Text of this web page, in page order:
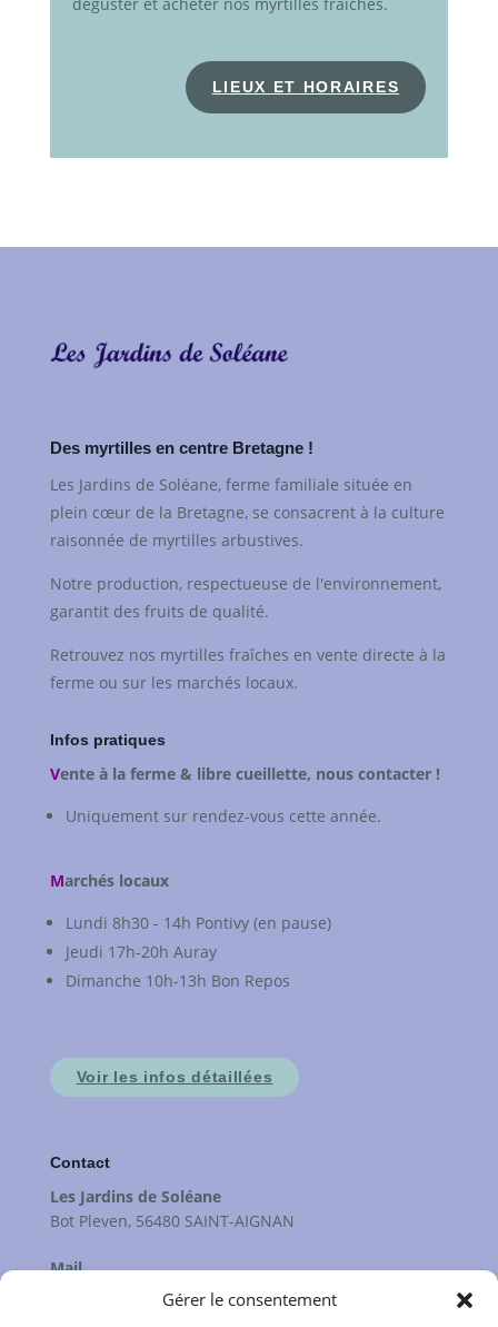
Gérer le consentement
LIEUX ET HORAIRES
Des myrtilles en centre Bretagne !
Les Jardins de Soléane, ferme familiale située en
plein cœur de la Bretagne, se consacrent à la culture
raisonnée de myrtilles arbustives.
Notre production, respectueuse de l'environnement,
garantit des fruits de qualité.
Retrouvez nos myrtilles fraîches en vente directe à la
ferme ou sur les marchés locaux.
Infos pratiques
Vente à la ferme & libre cueillette, nous contacter !
Uniquement sur rendez-vous cette année.
Marchés locaux
Lundi 8h30 - 14h Pontivy (en pause)
Jeudi 17h-20h Auray
Dimanche 10h-13h Bon Repos
Voir les infos détaillées
Contact
Les Jardins de Soléane
Bot Pleven, 56480 SAINT-AIGNAN
Mail
contact@lesjardinsdesoleane.fr